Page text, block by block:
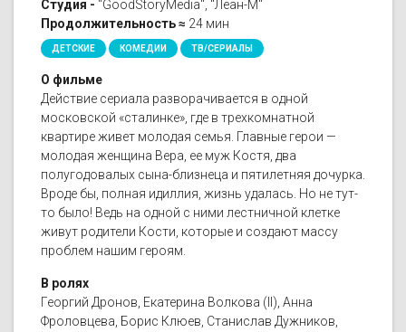
Студия - "GoodStoryMedia", "Леан-М"
Продолжительность ≈ 24 мин
ДЕТСКИЕ КОМЕДИИ ТВ/СЕРИАЛЫ
О фильме
Действие сериала разворачивается в одной
московской «сталинке», где в трехкомнатной
квартире живет молодая семья. Главные герои —
молодая женщина Вера, ее муж Костя, два
полугодовалых сына-близнеца и пятилетняя дочурка.
Вроде бы, полная идиллия, жизнь удалась. Но не тут-
то было! Ведь на одной с ними лестничной клетке
живут родители Кости, которые и создают массу
проблем нашим героям.
В ролях
Георгий Дронов, Екатерина Волкова (II), Анна
Фроловцева, Борис Клюев, Станислав Дужников,